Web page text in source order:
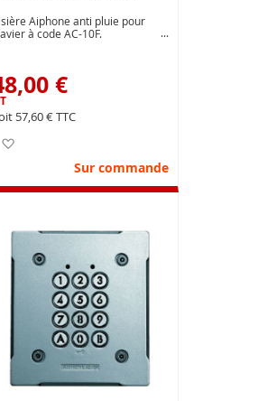
Aiphone anti pluie pour
à code AC-10F.
€
57,60 €
Sur commande